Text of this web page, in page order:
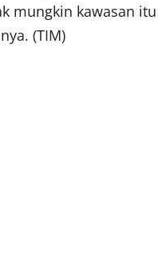
mungkin kawasan
(TIM)